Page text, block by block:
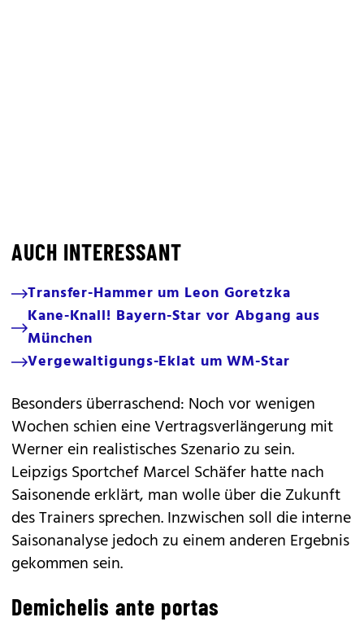
AUCH INTERESSANT
Transfer-Hammer um Leon Goretzka
Kane-Knall! Bayern-Star vor Abgang aus
München
Vergewaltigungs-Eklat um WM-Star
Besonders überraschend: Noch vor wenigen
Wochen schien eine Vertragsverlängerung mit
Werner ein realistisches Szenario zu sein.
Leipzigs Sportchef Marcel Schäfer hatte nach
Saisonende erklärt, man wolle über die Zukunft
des Trainers sprechen. Inzwischen soll die interne
Saisonanalyse jedoch zu einem anderen Ergebnis
gekommen sein.
Demichelis ante portas